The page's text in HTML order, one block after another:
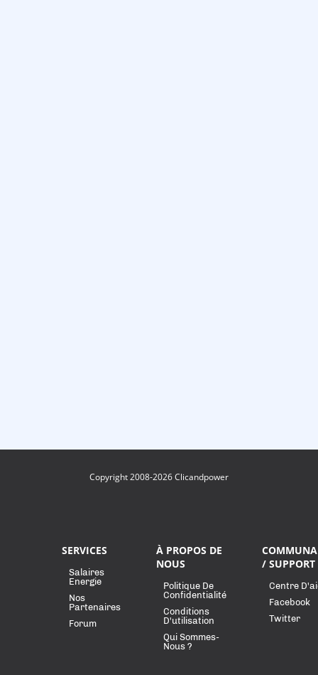
Copyright 2008-2026 Clicandpower
SERVICES
Salaires
Energie
Nos
Partenaires
Forum
À PROPOS DE
NOUS
Politique De
Confidentialité
Conditions
D'utilisation
Qui Sommes-
Nous ?
/ SUPPORT
Centre
Facebook
Twitter